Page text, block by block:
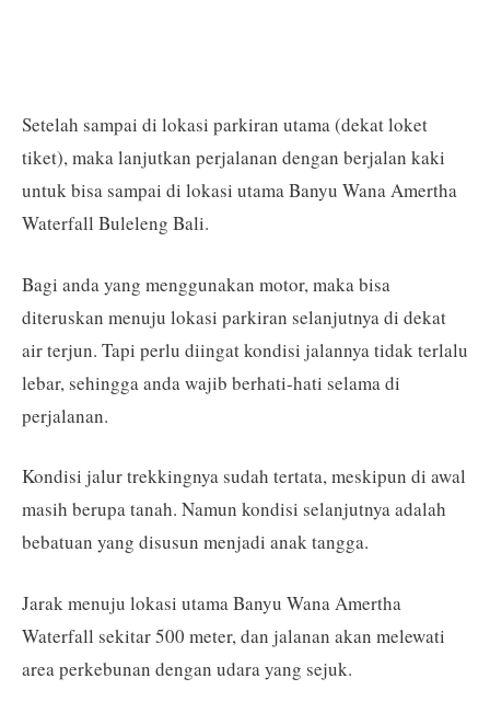
Setelah sampai di lokasi parkiran utama (dekat loket
tiket), maka lanjutkan perjalanan dengan berjalan kaki
untuk bisa sampai di lokasi utama Banyu Wana Amertha
Waterfall Buleleng Bali.
Bagi anda yang menggunakan motor, maka bisa
diteruskan menuju lokasi parkiran selanjutnya di dekat
air terjun. Tapi perlu diingat kondisi jalannya tidak terlalu
lebar, sehingga anda wajib berhati-hati selama di
perjalanan.
Kondisi jalur trekkingnya sudah tertata, meskipun di awal
masih berupa tanah. Namun kondisi selanjutnya adalah
bebatuan yang disusun menjadi anak tangga.
Jarak menuju lokasi utama Banyu Wana Amertha
Waterfall sekitar 500 meter, dan jalanan akan melewati
area perkebunan dengan udara yang sejuk.